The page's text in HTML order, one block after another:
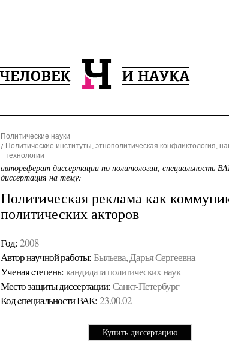
Политические науки
Политические институты, этнополитическая конфликтология,
технологии
автореферат диссертации по политологии, специальность
диссертация на тему:
Политическая реклама как
политических акторов
Год: 2008
Автор научной работы: Быльева, Дарья Сергеевна
Ученая cтепень: кандидата политических наук
Место защиты диссертации: Санкт-Петербург
Код cпециальности ВАК: 23.00.02
Купить диссертацию